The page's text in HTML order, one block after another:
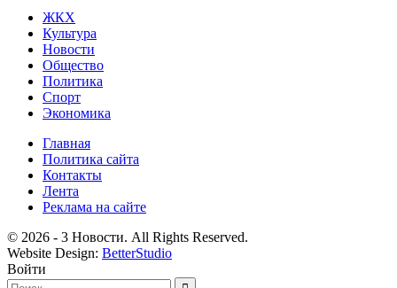
ЖКХ
Культура
Новости
Общество
Политика
Спорт
Экономика
Главная
Политика сайта
Контакты
Лента
Реклама на сайте
© 2026 - 3 Новости. All Rights Reserved.
Website Design: BetterStudio
Войти